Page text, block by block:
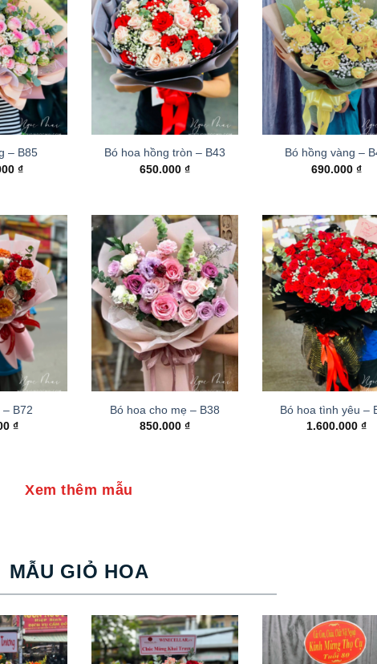
– B85
₫
Bó hoa hồng tròn – B43
650.000 ₫
Bó hồng vàng –
690.000 ₫
B72
₫
Bó hoa cho mẹ – B38
850.000 ₫
Bó hoa tình yêu –
1.600.000 ₫
Xem thêm mẫu
MẪU GIỎ HOA